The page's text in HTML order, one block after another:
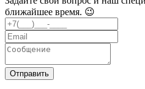
ближайшее время. 😉